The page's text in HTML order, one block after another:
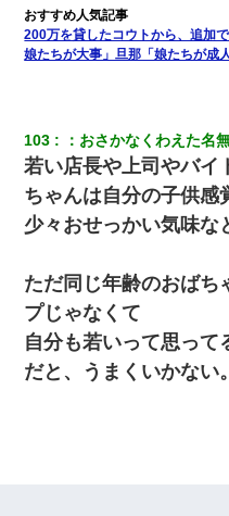
200万を貸したコウトから、追加
娘たちが大事」旦那「娘たちが成
103 ： おさかなくわえた名
若い店長や上司やバイ
ちゃんは自分の子供感
少々おせっかい気味な
ただ同じ年齢のおばち
プじゃなくて
自分も若いって思って
だと、うまくいかない。